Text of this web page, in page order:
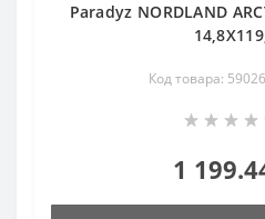
Paradyz NORDLAND
Код товара:
1